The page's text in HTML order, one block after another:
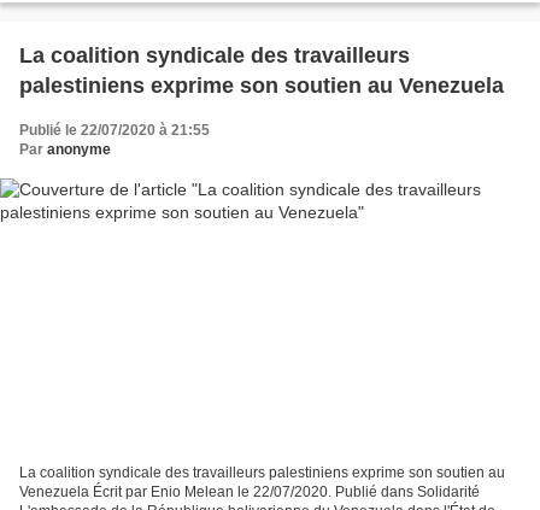
La coalition syndicale des travailleurs
palestiniens exprime son soutien au Venezuela
Publié le 22/07/2020 à 21:55
Par anonyme
La coalition syndicale des travailleurs palestiniens exprime son soutien au
Venezuela Écrit par Enio Melean le 22/07/2020. Publié dans Solidarité